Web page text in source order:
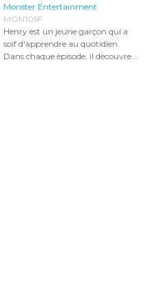
Monster Entertainment
MON105F
Henry est un jeune garçon qui a
soif d'apprendre au quotidien.
Dans chaque épisode, il découvre...